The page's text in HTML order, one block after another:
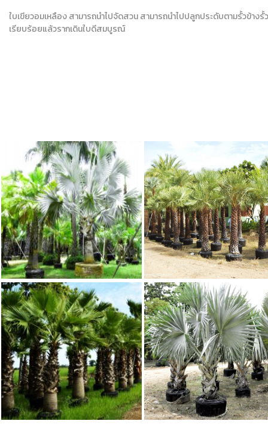
ใบเขียวอมเหลือง สามารถนำไปจัดสวน สามารถนำไปปลูกประดับตามรั้วข้า
เรียบร้อยแล้วรากเดินใบดีสมบูรณ์